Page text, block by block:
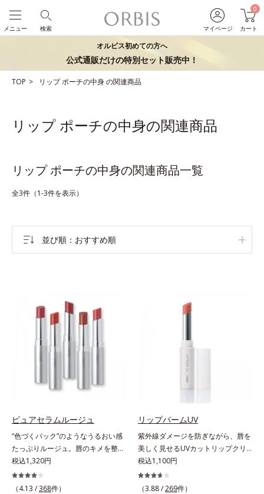
マイページ
0
カート
検索
メニュー
オルビス初めての方へ
公式通販だけの特別セット販売中！
TOP リップポーチの中身の関連商品
リップ ポーチの中身の関連商品
リップ ポーチの中身の関連商品一覧
全3件（1-3件を表示）
並び順 おすすめ順
ピュアセラムルージュ
“色づくパック”のようなうるおい感
たっぷりルージュ。唇のキメを整え
リップの土台をつくり鮮やかな発色
を叶えます。唇にたっぷりうるおい
を与えながら鮮やかに色づく、スキ
税込1,320円
（4.13 /368件）
リップバームUV
紫外線ダメージを防ぎながら、唇を
美しく見せるUVカットリップクリ
ーム。UV対策を忘れがちな唇に。
紫外線をカットしながら、顔色をパ
ッと明るく見せるUVカットリップ
税込1,100円
（3.88 /269件）